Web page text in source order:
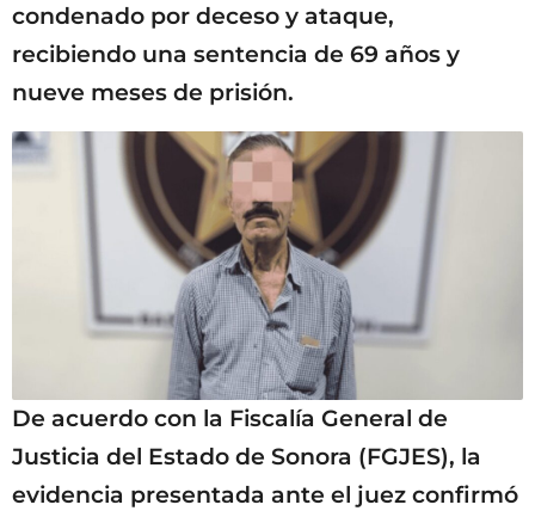
condenado por deceso y ataque,
recibiendo una sentencia de 69 años y
nueve meses de prisión.
De acuerdo con la Fiscalía General de
Justicia del Estado de Sonora (FGJES), la
evidencia presentada ante el juez confirmó